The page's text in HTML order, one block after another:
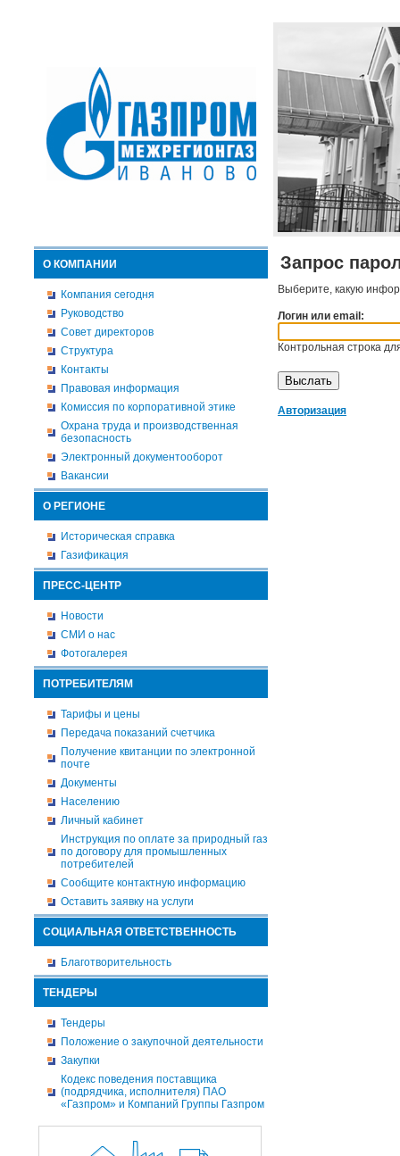
О КОМПАНИИ
Компания сегодня
Руководство
Совет директоров
Структура
Контакты
Правовая информация
Комиссия по корпоративной этике
Охрана труда и производственная
безопасность
Электронный документооборот
Вакансии
О РЕГИОНЕ
Историческая справка
Газификация
ПРЕСС-ЦЕНТР
Новости
СМИ о нас
Фотогалерея
ПОТРЕБИТЕЛЯМ
Тарифы и цены
Передача показаний счетчика
Получение квитанции по электронной
почте
Документы
Населению
Личный кабинет
Инструкция по оплате за природный газ
по договору для промышленных
потребителей
Сообщите контактную информацию
Оставить заявку на услуги
СОЦИАЛЬНАЯ ОТВЕТСТВЕННОСТЬ
Благотворительность
ТЕНДЕРЫ
Тендеры
Положение о закупочной деятельности
Закупки
Кодекс поведения поставщика
(подрядчика, исполнителя) ПАО
«Газпром» и Компаний Группы Газпром
Запрос
Выберите, какую
Логин или email:
Контрольная строка
Авторизация